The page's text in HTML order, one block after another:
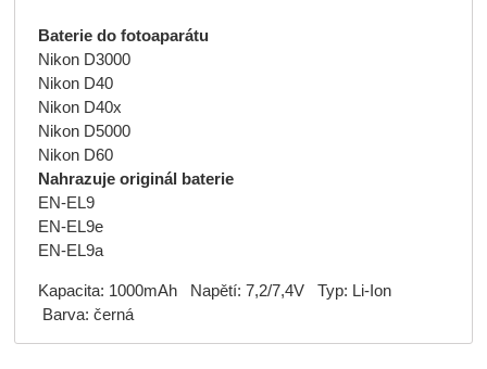
Baterie do fotoaparátu
Nikon D3000
Nikon D40
Nikon D40x
Nikon D5000
Nikon D60
Nahrazuje originál baterie
EN-EL9
EN-EL9e
EN-EL9a
Kapacita: 1000mAh Napětí: 7,2/7,4V Typ: Li-Ion
Barva: černá